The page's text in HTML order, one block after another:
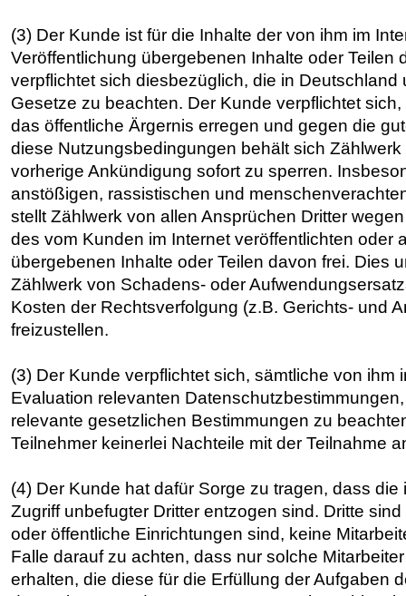
(3) Der Kunde ist für die Inhalte der von ihm im
Veröffentlichung übergebenen Inhalte oder Teilen
verpflichtet sich diesbezüglich, die in
Gesetze zu beachten. Der Kunde verpflichtet
das öffentliche Ärgernis erregen und gegen die
diese Nutzungsbedingungen behält sich
vorherige Ankündigung sofort zu sperren.
anstößigen, rassistischen und
stellt Zählwerk von allen Ansprüchen Dritter
des vom Kunden im Internet veröffentlichten oder
übergebenen Inhalte oder Teilen davon frei. Dies
Zählwerk von Schadens- oder
Kosten der Rechtsverfolgung (z.B. Gerichts- und
freizustellen.
(3) Der Kunde verpflichtet sich, sämtliche von
Evaluation relevanten
relevante gesetzlichen Bestimmungen zu
Teilnehmer keinerlei Nachteile mit der Teilnahme
(4) Der Kunde hat dafür Sorge zu tragen, dass
Zugriff unbefugter Dritter entzogen sind. Dritte
oder öffentliche Einrichtungen sind, keine
Falle darauf zu achten, dass nur solche
erhalten, die diese für die Erfüllung der Aufgaben